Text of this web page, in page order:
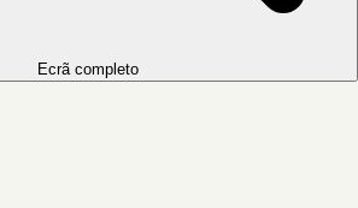
Ecrã completo